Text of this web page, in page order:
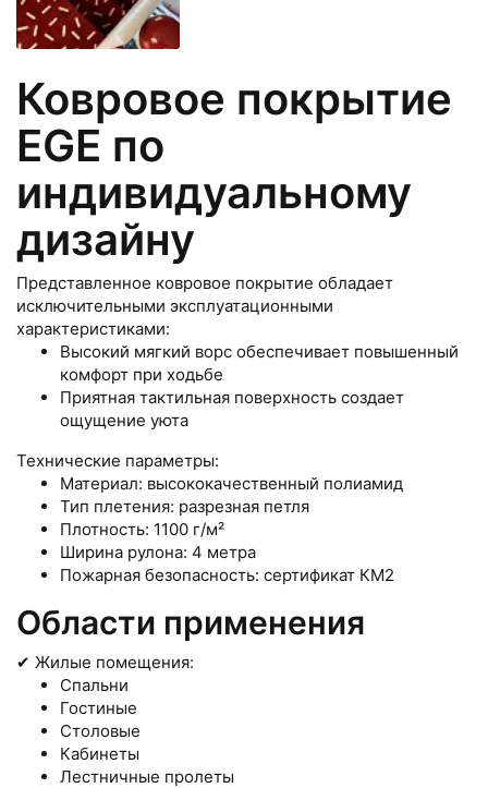
Ковровое покрытие
EGE по
индивидуальному
дизайну
Представленное ковровое покрытие обладает
исключительными эксплуатационными
характеристиками:
Высокий мягкий ворс обеспечивает повышенный
комфорт при ходьбе
Приятная тактильная поверхность создает
ощущение уюта
Технические параметры:
Материал: высококачественный полиамид
Тип плетения: разрезная петля
Плотность: 1100 г/м²
Ширина рулона: 4 метра
Пожарная безопасность: сертификат КМ2
Области применения
✔ Жилые помещения:
Спальни
Гостиные
Столовые
Кабинеты
Лестничные пролеты
Стеновые панели